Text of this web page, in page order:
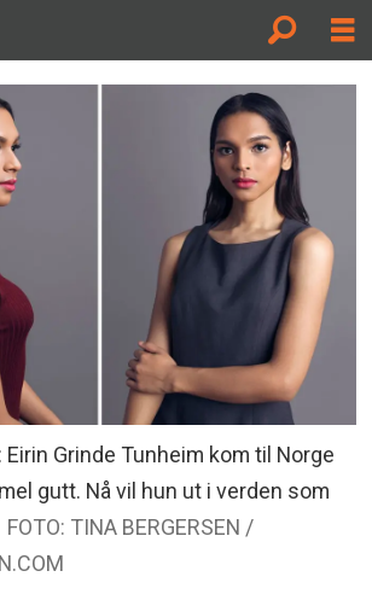
Eirin Grinde Tunheim kom til Norge
gutt. Nå vil hun ut i verden som
FOTO: TINA BERGERSEN /